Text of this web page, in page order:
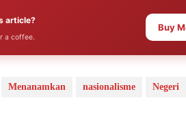
article?
a coffee.
Buy
Menanamkan nasionalisme Negeri